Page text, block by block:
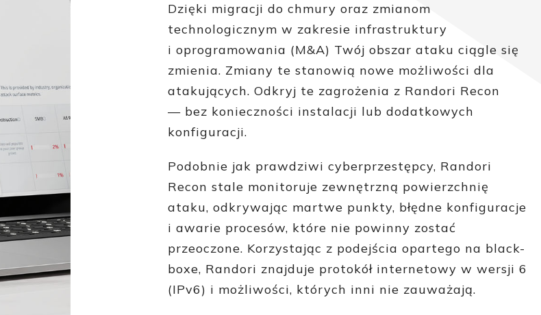
Dzięki migracji do chmury oraz zmianom
technologicznym w zakresie infrastruktury
i oprogramowania (M&A) Twój obszar ataku ciągle się
zmienia. Zmiany te stanowią nowe możliwości dla
atakujących. Odkryj te zagrożenia z Randori Recon
— bez konieczności instalacji lub dodatkowych
konfiguracji.
Podobnie jak prawdziwi cyberprzestępcy, Randori
Recon stale monitoruje zewnętrzną powierzchnię
ataku, odkrywając martwe punkty, błędne konfiguracje
i awarie procesów, które nie powinny zostać
przeoczone. Korzystając z podejścia opartego na black-
boxe, Randori znajduje protokół internetowy w wersji 6
(IPv6) i możliwości, których inni nie zauważają.